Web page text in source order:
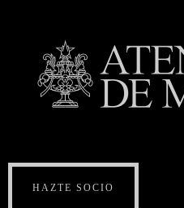
HAZTE SOCIO